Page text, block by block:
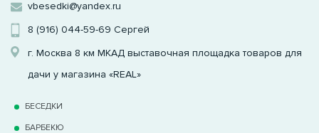
vbesedki@yandex.ru
8 (916) 044-59-69 Сергей
г. Москва 8 км МКАД выставочная площадка товаров для
дачи у магазина «REAL»
БЕСЕДКИ
БАРБЕКЮ